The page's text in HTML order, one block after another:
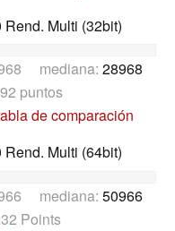
Multi (32bit)
mediana: 28968
puntos
de comparación
Multi (64bit)
mediana: 50966
Points